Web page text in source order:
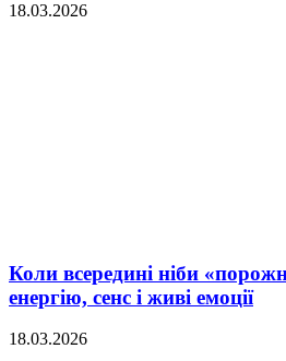
18.03.2026
Коли всередині ніби
енергію, сенс і живі емоції
18.03.2026